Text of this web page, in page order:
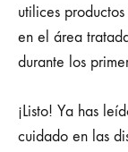
utilices
en el área
durante los
¡Listo! Ya has
cuidado en las